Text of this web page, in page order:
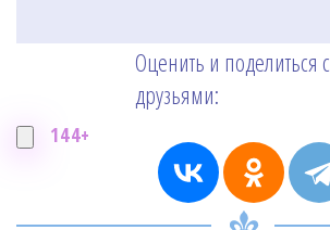
144+
Оценить и поделиться с
друзьями: